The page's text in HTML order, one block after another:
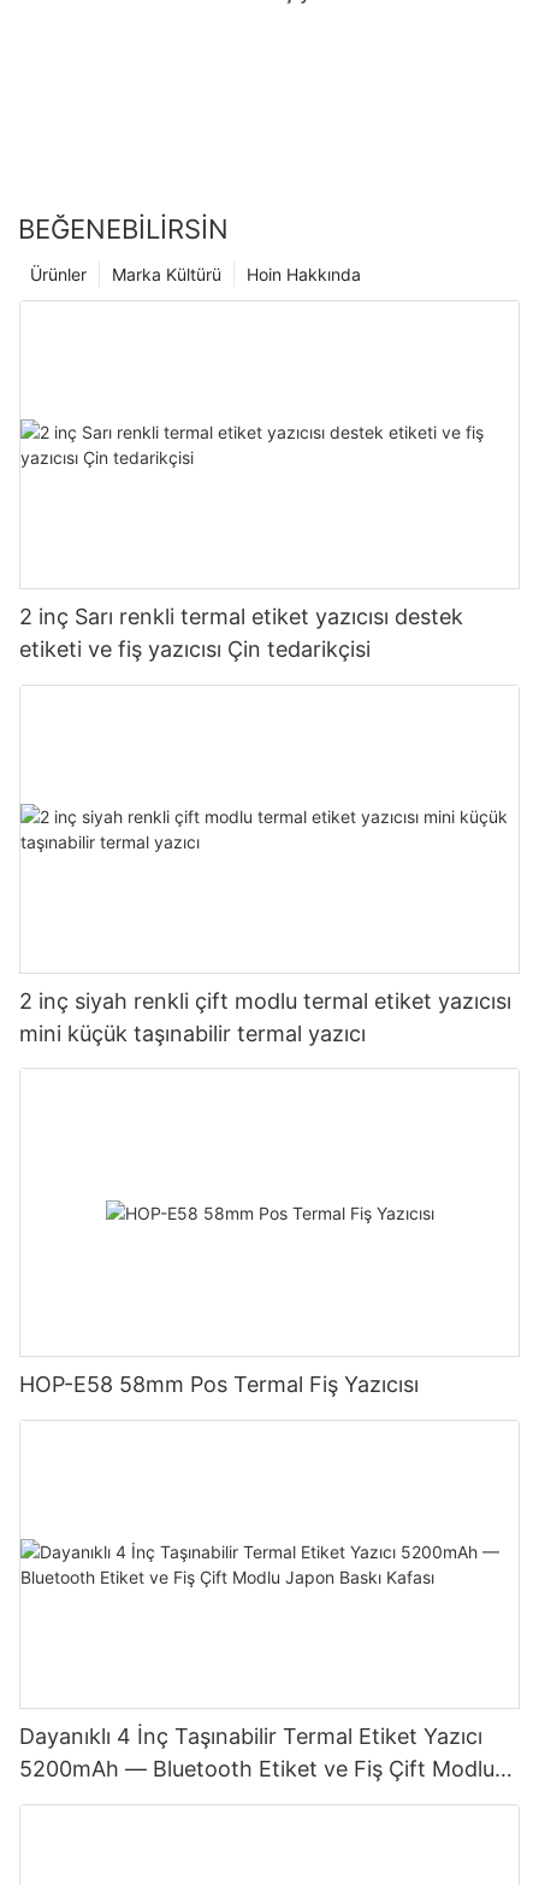
BEĞENEBILIRSIN
Hoin Hakkında
Marka Kültürü
Ürünler
2 inç Sarı renkli termal etiket yazıcısı destek
etiketi ve fiş yazıcısı Çin tedarikçisi
2 inç siyah renkli çift modlu termal etiket yazıcısı
mini küçük taşınabilir termal yazıcı
HOP-E58 58mm Pos Termal Fiş Yazıcısı
Dayanıklı 4 İnç Taşınabilir Termal Etiket Yazıcı
5200mAh — Bluetooth Etiket ve Fiş Çift Modlu
Japon Baskı Kafası